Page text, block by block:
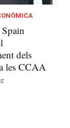
dels
les CCAA